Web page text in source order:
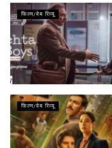
फिल्म/वेब रिव्यू
फिल्म/वेब रिव्यू